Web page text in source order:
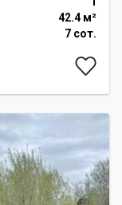
42.4 м²
7 сот.